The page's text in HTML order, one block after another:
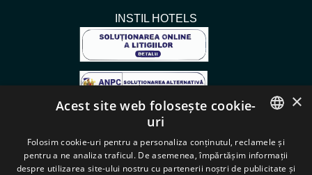
INSTIL HOTELS
Instagram ROMANIAN
×
Acest site web folosește cookie-
uri
Folosim cookie-uri pentru a personaliza conținutul, reclamele și
pentru a ne analiza traficul. De asemenea, împărtășim informații
despre utilizarea site-ului nostru cu partenerii noștri de publicitate și